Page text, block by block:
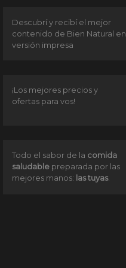
Descubrí y recibí el mejor
contenido de Bien Natural en
versión impresa
¡Los mejores precios y
ofertas para vos!
Todo el sabor de la comida
saludable preparada por las
mejores manos: las tuyas.